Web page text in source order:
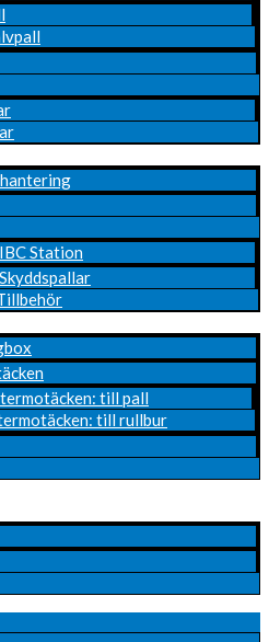
Station
till pall
till rullbur